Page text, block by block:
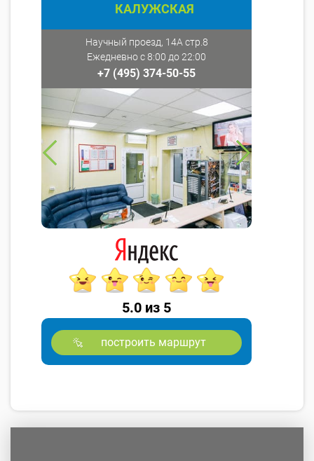
КАЛУЖСКАЯ
Научный проезд, 14А стр.8
Ежедневно с 8:00 до 22:00
+7 (495) 374-50-55
5.0 из 5
построить маршрут